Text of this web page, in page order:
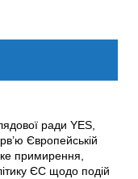
ради YES,
Європейській
примирення,
ЄС щодо подій